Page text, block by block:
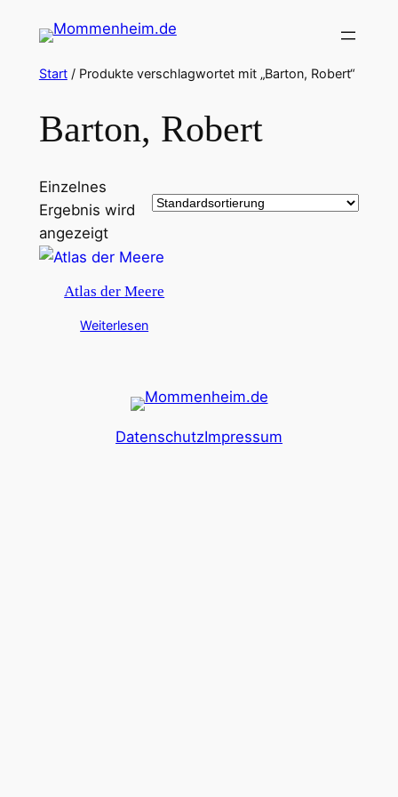
Inhalt
springen
Start/ Produkte verschlagwortet mit „Barton, Robert“
Barton, Robert
Einzelnes
Ergebnis wird
angezeigt
Atlas der Meere
Weiterlesen
DatenschutzImpressum